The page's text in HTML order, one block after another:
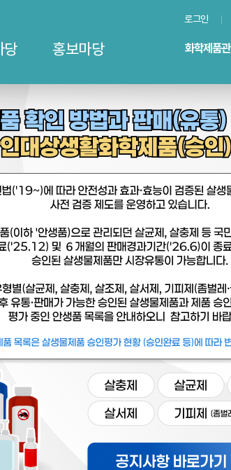
로그인
당 홍보마당
및 안전확인대상생활화학제품(승인) 목록